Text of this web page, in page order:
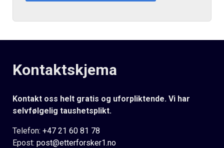
Kontaktskjema
Kontakt oss helt gratis og uforpliktende. Vi har
selvfølgelig taushetsplikt.
Telefon: +47 21 60 81 78
Epost: post@etterforsker1.no